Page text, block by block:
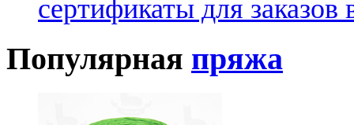
сертификаты для заказов
Популярная пряжа